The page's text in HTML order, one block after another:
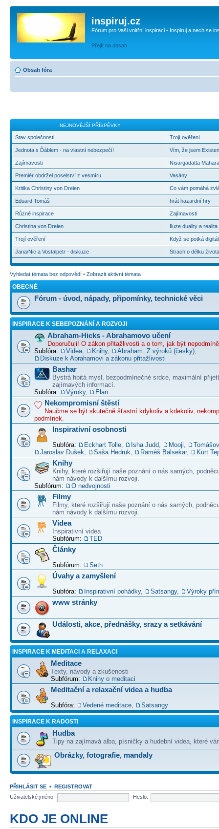
inspiruj.cz
Fórum pro Vaši vnitřní inspiraci - Inspiruj a nech se
Přejít na obsah
Obsah fóra
NEJNOVĚJŠÍ PŘÍSPĚVKY
Stav společnosti
Jednota s Ďáblem - na vlastní nebezpečí!
Zajímavosti
Premiér obdržel poselství z vesmíru
Kritika Christiny von Dreien
Eduard Tomáš
Různé inspirace
Christina von Dreien
Trojí ověření
Jana/Nic a Vostalpetr - diskuze
Trojí ověření
Vím, že jsem
Nisargadatta
Vasány
Co vám pomáhá
hrát hazardní hry
Zajímavosti
Iluze duality a
Když se potká
Strach o délku
Vyhledat témata bez odpovědí • Zobrazit aktivní témata
OBECNÉ
Fórum - úvod, nápady, připomínky, technické věci
INSPIRACE K SEBEPOZNÁNÍ A ROZVOJI
Abraham-Hicks - Abrahamovo učení
Doporučuji! O zákon přitažlivosti a o tom, jak být
Subfóra:
Videa Knihy, Abraham: Z výroků (česky)
Diskuze k Abrahamovi a zákonu přitažlivosti
Bashar
Bystrá hbitá mysl, bezpodmínečné srdce, maximální
zajímavých informací.
Subfóra:
Výroky, Elan
Nekompromisní štěstí
Naučme se být skutečně šťastní kdykoliv a kdekoliv,
podmínek.
Inspirativní osobnosti
Subfóra: Eckhart Tolle Isha Judd Mooji
Jaroslav Dušek
Saša Hedruk Raméš Balsekar, Kurt
Knihy
Knihy, které rozšiřují naše poznání o nás samých,
nám návody k dalšímu rozvoji.
Subfórum:
O nedvojnosti
Filmy
Filmy, které rozšiřují naše poznání o nás samých,
nám návody k dalšímu rozvoji.
Videa
Inspirativní videa
Subfórum:
TED
Články
Subfórum: Seth
Úvahy a zamyšlení
Subfóra: Inspirativní pohádky, Satsangy, Výroky
www stránky
Události, akce, přednášky, srazy a setkávání
INSPIRACE K MEDITACI A RELAXACI
Meditace
Texty, návody a zkušenosti
Subfórum:
Knihy o meditaci
Meditační a relaxační videa a hudba
Subfóra: Vedené meditace Satsangy
INSPIRACE K RADOSTI
Hudba
Tipy na zajímavá alba, písničky a hudební videa, které
Obrázky, fotografie, mandaly
PŘIHLÁSIT SE • REGISTROVAT
Uživatelské jméno:
Heslo:
KDO JE ONLINE